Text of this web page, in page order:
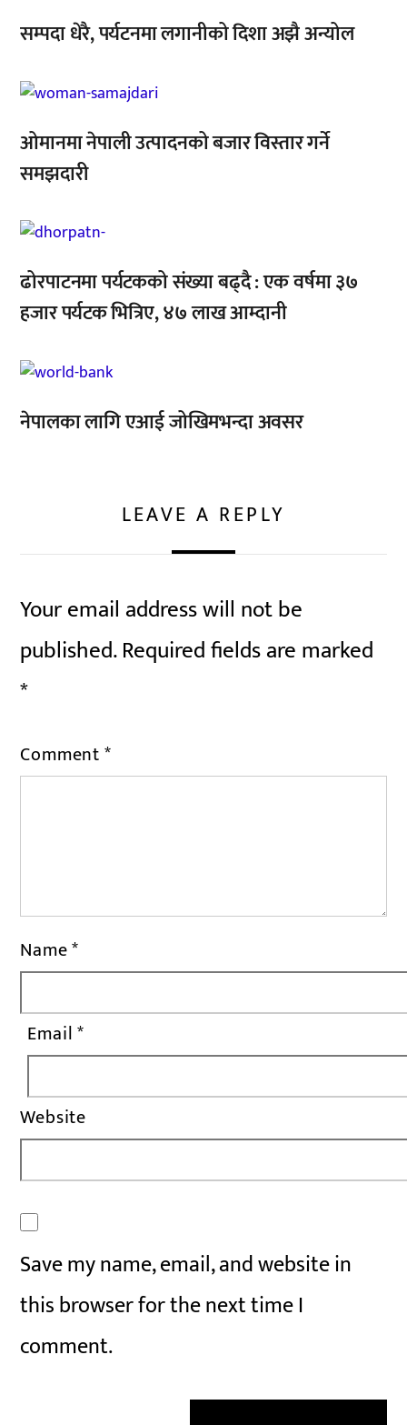
सम्पदा धेरै, पर्यटनमा लगानीको दिशा अझै अन्योल
,,
ओमानमा नेपाली उत्पादनको बजार विस्तार गर्ने
समझदारी
,,
ढोरपाटनमा पर्यटकको संख्या बढ्दै : एक वर्षमा ३७
हजार पर्यटक भित्रिए, ४७ लाख आम्दानी
,
नेपालका लागि एआई जोखिमभन्दा अवसर
LEAVE A REPLY
Your email address will not be
published.Required fields are marked
*
Comment*
Name*
Email*
Website
Save my name, email, and website in
this browser for the next time I
comment.